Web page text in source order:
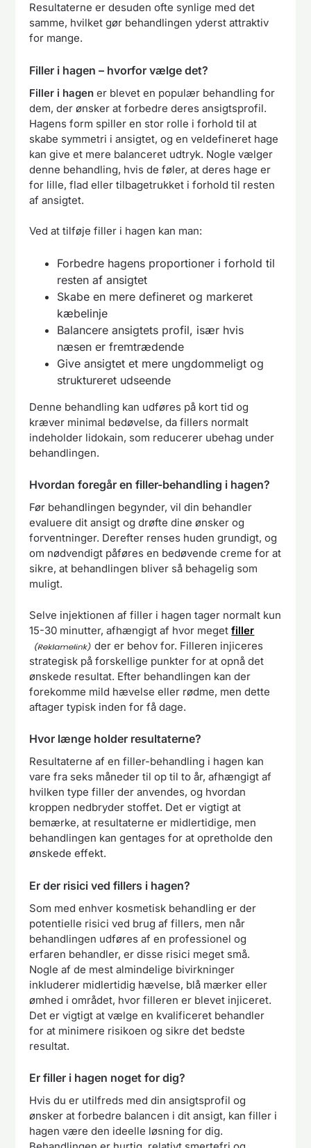
Resultaterne er desuden ofte synlige med det
samme, hvilket gør behandlingen yderst attraktiv
for mange.
Filler i hagen – hvorfor vælge det?
Filler i hagen er blevet en populær behandling for
dem, der ønsker at forbedre deres ansigtsprofil.
Hagens form spiller en stor rolle i forhold til at
skabe symmetri i ansigtet, og en veldefineret hage
kan give et mere balanceret udtryk. Nogle vælger
denne behandling, hvis de føler, at deres hage er
for lille, flad eller tilbagetrukket i forhold til resten
af ansigtet.
Ved at tilføje filler i hagen kan man:
Forbedre hagens proportioner i forhold til
resten af ansigtet
Skabe en mere defineret og markeret
kæbelinje
Balancere ansigtets profil, især hvis
næsen er fremtrædende
Give ansigtet et mere ungdommeligt og
struktureret udseende
Denne behandling kan udføres på kort tid og
kræver minimal bedøvelse, da fillers normalt
indeholder lidokain, som reducerer ubehag under
behandlingen.
Hvordan foregår en filler-behandling i hagen?
Før behandlingen begynder, vil din behandler
evaluere dit ansigt og drøfte dine ønsker og
forventninger. Derefter renses huden grundigt, og
om nødvendigt påføres en bedøvende creme for at
sikre, at behandlingen bliver så behagelig som
muligt.
Selve injektionen af filler i hagen tager normalt kun
15-30 minutter, afhængigt af hvor megetfiller
der er behov for. Filleren injiceres
strategisk på forskellige punkter for at opnå det
ønskede resultat. Efter behandlingen kan der
forekomme mild hævelse eller rødme, men dette
aftager typisk inden for få dage.
Hvor længe holder resultaterne?
Resultaterne af en filler-behandling i hagen kan
vare fra seks måneder til op til to år, afhængigt af
hvilken type filler der anvendes, og hvordan
kroppen nedbryder stoffet. Det er vigtigt at
bemærke, at resultaterne er midlertidige, men
behandlingen kan gentages for at opretholde den
ønskede effekt.
Er der risici ved fillers i hagen?
Som med enhver kosmetisk behandling er der
potentielle risici ved brug af fillers, men når
behandlingen udføres af en professionel og
erfaren behandler, er disse risici meget små.
Nogle af de mest almindelige bivirkninger
inkluderer midlertidig hævelse, blå mærker eller
ømhed i området, hvor filleren er blevet injiceret.
Det er vigtigt at vælge en kvalificeret behandler
for at minimere risikoen og sikre det bedste
resultat.
Er filler i hagen noget for dig?
Hvis du er utilfreds med din ansigtsprofil og
ønsker at forbedre balancen i dit ansigt, kan filler i
hagen være den ideelle løsning for dig.